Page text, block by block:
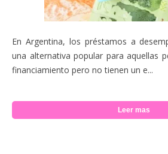
En Argentina, los préstamos a
una alternativa popular para aquellas
financiamiento pero no tienen un e...
Leer mas